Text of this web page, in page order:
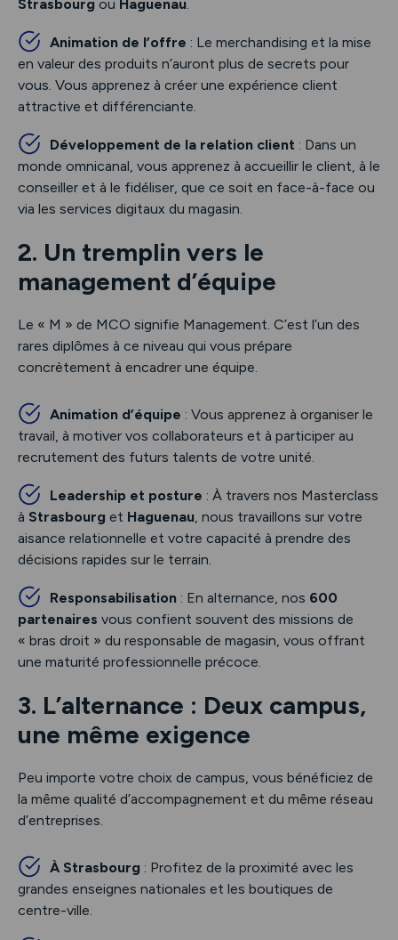
Strasbourg ou Haguenau.
Animation de l’offre : Le merchandising et la mise
en valeur des produits n’auront plus de secrets pour
vous. Vous apprenez à créer une expérience client
attractive et différenciante.
Développement de la relation client : Dans un
monde omnicanal, vous apprenez à accueillir le client, à le
conseiller et à le fidéliser, que ce soit en face-à-face ou
via les services digitaux du magasin.
2. Un tremplin vers le
management d’équipe
Le « M » de MCO signifie Management. C’est l’un des
rares diplômes à ce niveau qui vous prépare
concrètement à encadrer une équipe.
Animation d’équipe : Vous apprenez à organiser le
travail, à motiver vos collaborateurs et à participer au
recrutement des futurs talents de votre unité.
Leadership et posture : À travers nos Masterclass
à Strasbourg et Haguenau, nous travaillons sur votre
aisance relationnelle et votre capacité à prendre des
décisions rapides sur le terrain.
Responsabilisation : En alternance, nos 600
partenaires vous confient souvent des missions de
« bras droit » du responsable de magasin, vous offrant
une maturité professionnelle précoce.
3. L’alternance : Deux campus,
une même exigence
Peu importe votre choix de campus, vous bénéficiez de
la même qualité d’accompagnement et du même réseau
d’entreprises.
À Strasbourg : Profitez de la proximité avec les
grandes enseignes nationales et les boutiques de
centre-ville.